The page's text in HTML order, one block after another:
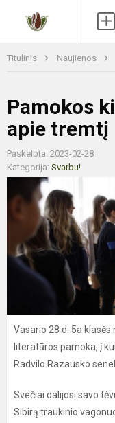
Titulinis Naujienos
Pamokos
apie tremtį
Paskelbta: 2023-02-28
Kategorija: Svarbu!
Vasario 28 d. 5a
literatūros pamoka, į
Radvilo Razausko
Svečiai dalijosi savo
Sibirą traukinio